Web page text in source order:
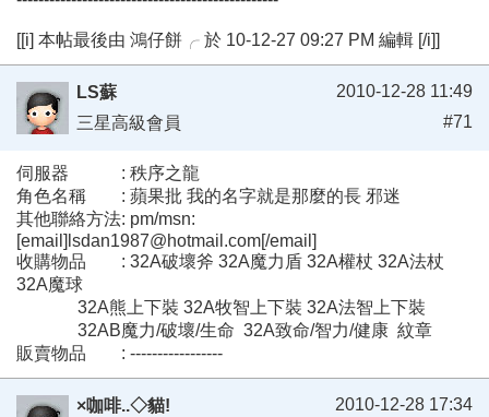
[[i] 本帖最後由 鴻仔餅╭ 於 10-12-27 09:27 PM 編輯 [/i]]
LS蘇
三星高級會員
2010-12-28 11:49
#71
伺服器 : 秩序之龍
角色名稱 : 蘋果批 我的名字就是那麼的長 邪迷
其他聯絡方法: pm/msn:
[email]lsdan1987@hotmail.com[/email]
收購物品 : 32A破壞斧 32A魔力盾 32A權杖 32A法杖
32A魔球
32A熊上下裝 32A牧智上下裝 32A法智上下裝
32AB魔力/破壞/生命 32A致命/智力/健康 紋章
販賣物品 : -----------------
×咖啡..◇貓!
2010-12-28 17:34